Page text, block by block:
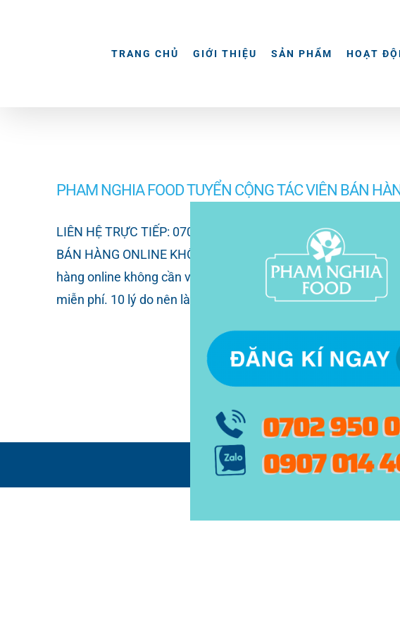
TRANG CHỦ GIỚI THIỆU SẢN PHẨM HOẠT
PHAM NGHIA FOOD TUYỂN CỘNG TÁC VIÊN BÁN
LIÊN HỆ TRỰC TIẾP: 0702 950 068 - 0931 082 878 ĐỂ ĐĂNG
BÁN HÀNG ONLINE KHÔNG CẦN VỐN - CHIẾT KHẤU CAO
hàng online không cần vốn với nhiều chính sách ưu đãi hấp
miễn phí. 10 lý do nên làm cộng tác viên bán hàng online
© 2015 -
THIẾT KẾ VÀ